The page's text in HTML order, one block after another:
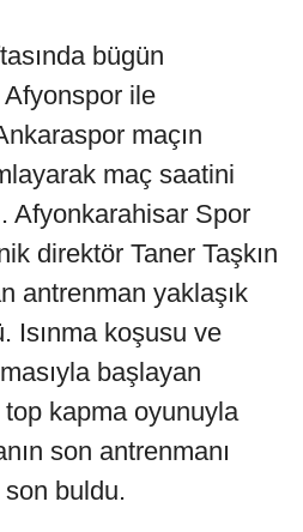
bügün
ile
maçın
maç saatini
Afyonkarahisar Spor
direktör Taner Taşkın
antrenman yaklaşık
Isınma koşusu ve
başlayan
top kapma oyunuyla
son antrenmanı
son buldu.